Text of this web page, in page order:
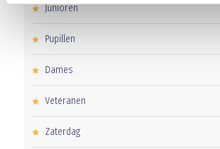
Junioren
Pupillen
Dames
Veteranen
Zaterdag